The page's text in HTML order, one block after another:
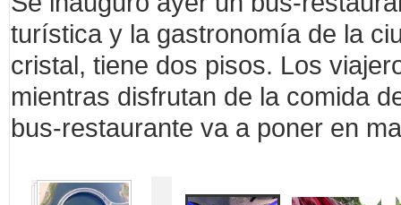
turística y la gastronomía de la
cristal, tiene dos pisos. Los
mientras disfrutan de la comida
bus-restaurante va a poner en